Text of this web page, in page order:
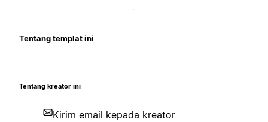
Tentang templat ini
Tentang kreator ini
Kirim email kepada kreator